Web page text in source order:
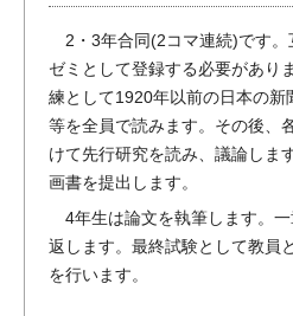
2・3年合同(2コマ連続)です。
ゼミとして登録する必要があり
練として1920年以前の日本の新
等を全員で読みます。その後、
けて先行研究を読み、議論しま
画書を提出します。
4年生は論文を執筆します。一
返します。最終試験として教員
を行います。